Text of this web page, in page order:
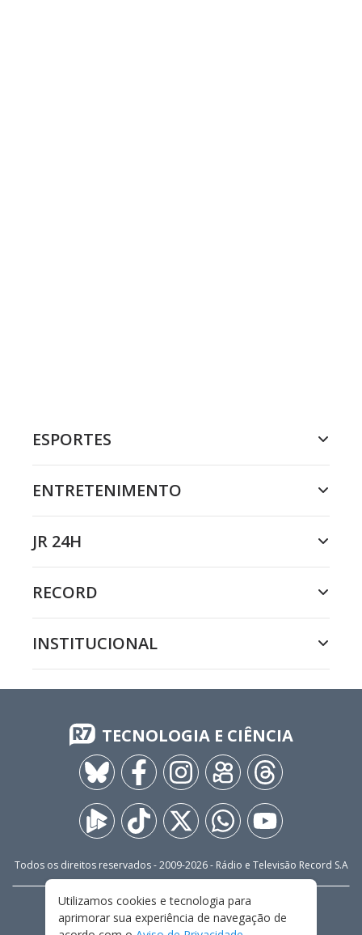
ESPORTES
ENTRETENIMENTO
JR 24H
RECORD
INSTITUCIONAL
TECNOLOGIA E CIÊNCIA
Todos os direitos reservados - 2009-2026- Rádio e Televisão Record S.A
FALE CONOSCO
PRIVACIDADE
TERMOS E CONDIÇÕES DE USO
Utilizamos cookies e tecnologia para
aprimorar sua experiência de navegação de